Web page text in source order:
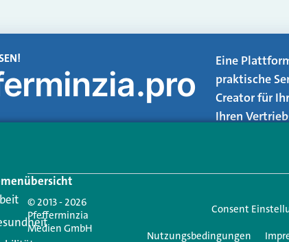
Eine
praktische
Creator für
Ihren
© 2013 - 2026
Pfefferminzia
Medien GmbH
Consent
Nutzungsbedingungen